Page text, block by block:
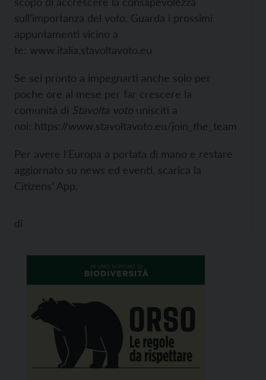
sull’importanza del voto. Guarda i prossimi
appuntamenti vicino a
te: www.italia.stavoltavoto.eu
Se sei pronto a impegnarti anche solo per
poche ore al mese per far crescere la
comunità di Stavolta voto unisciti a
noi: https://www.stavoltavoto.eu/join_the_team
Per avere l’Europa a portata di mano e restare
aggiornato su news ed eventi, scarica la
Citizens’ App.
di